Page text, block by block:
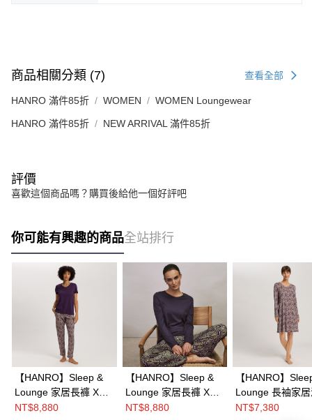
商品相關分類 (7) 查看全部
HANRO 滿件85折 WOMEN WOMEN Loungewear
HANRO 滿件85折 NEW ARRIVAL 滿件85折
評價
喜歡這個商品嗎？購買後給他一個好評吧
你可能有興趣的商品全站排行
【HANRO】Sleep &
Lounge 家居長褲 XS-
M(緹花紫)
NT$8,880
【HANRO】Sleep &
Lounge 家居長褲 XS-
M(緹花紫)
NT$8,880
【HANRO】
Lounge 長袖家
XS-M(緹花紫)
NT$7,380